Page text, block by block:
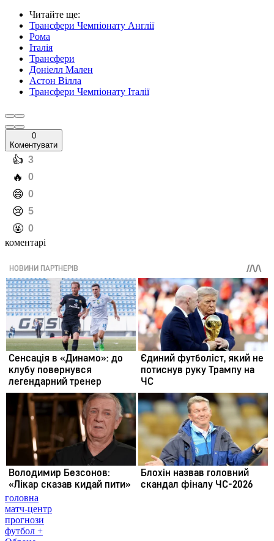
Читайте ще:
Трансфери Чемпіонату Англії
Рома
Італія
Трансфери
Доніелл Мален
Астон Вілла
Трансфери Чемпіонату Італії
0
Коментувати
️👍 3
️🔥 0
️😄 0
️😢 5
️🤬 0
коментарі
головна
матч-центр
прогнози
футбол +